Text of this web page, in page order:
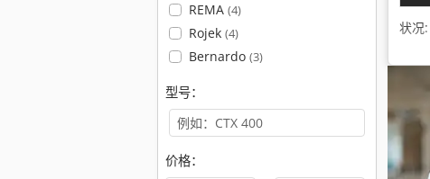
REMA (4)
Rojek (4)
Bernardo (3)
型号：
价格：
状况: